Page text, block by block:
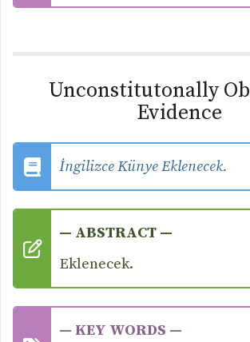
Unconstitutonally
Evidence
İngilizce Künye Eklenecek.
— ABSTRACT —
Eklenecek.
— KEY WORDS —